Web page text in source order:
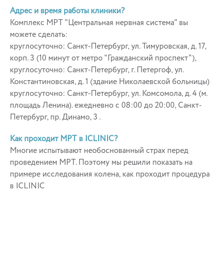
Адрес и время работы клиники?
Комплекс МРТ "Центральная нервная система" вы
можете сделать:
круглосуточно: Санкт-Петербург, ул. Тимуровская, д. 17,
корп. 3 (10 минут от метро "Гражданский проспект"),
круглосуточно: Санкт-Петербург, г. Петергоф, ул.
Константиновская, д. 1 (здание Николаевской больницы)
круглосуточно: Санкт-Петербург, ул. Комсомола, д. 4 (м.
площадь Ленина). ежедневно с 08:00 до 20:00, Санкт-
Петербург, пр. Динамо, 3 .
Как проходит МРТ в ICLINIC?
Многие испытывают необоснованный страх перед
проведением МРТ. Поэтому мы решили показать на
примере исследования колена, как проходит процедура
в ICLINIC